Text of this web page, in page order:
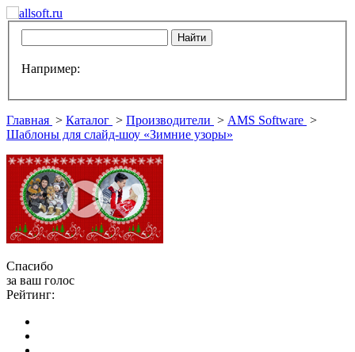
Например:
Главная > Каталог > Производители > AMS Software >
Шаблоны для слайд-шоу «Зимние узоры»
Спасибо
за ваш голос
Рейтинг: